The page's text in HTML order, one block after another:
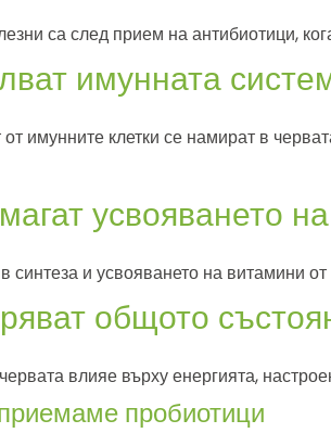
са след прием на антибиотици,
имунната
от имунните клетки се намират в
усвояването
синтеза и усвояването на витамини
общото
влияе върху енергията,
пробиотици